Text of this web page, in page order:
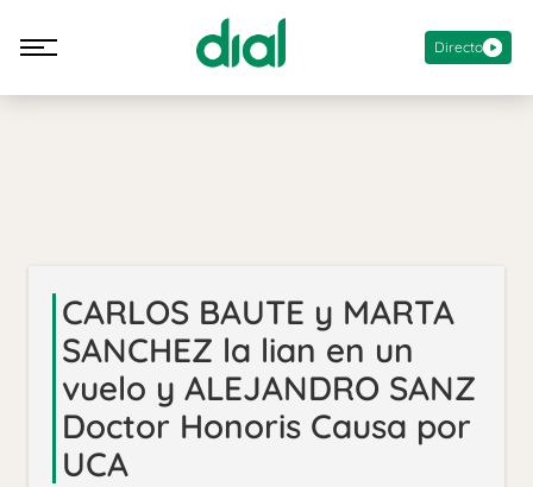
Directo
CARLOS BAUTE y MARTA
SANCHEZ la lian en un
vuelo y ALEJANDRO SANZ
Doctor Honoris Causa por
UCA